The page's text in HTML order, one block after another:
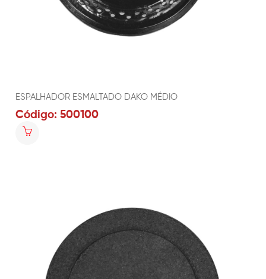
ESPALHADOR ESMALTADO DAKO MÉDIO
Código: 500100